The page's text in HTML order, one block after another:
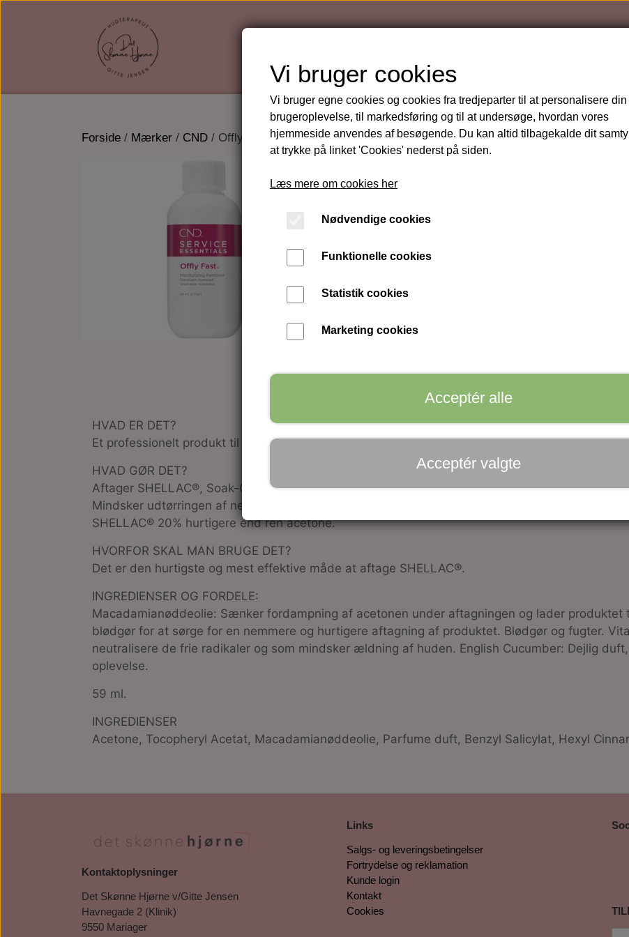
Forside Mærker CND Offly Fast Moisturizing Remover, CND
Offly Fast Moisturizing
Varenummer: CND 18042
Remover, lakfjerner til Shellac og neglelak
Tilføj til kurv
HVAD ER DET?
Et professionelt produkt til aftagning af SHELLAC® og VINYLUX™.
HVAD GØR DET?
Aftager SHELLAC®, Soak-Off gels, neglelak, akryl, lim og VINYLUX™ samt opløser plast tipper
Mindsker udtørringen af neglene og den omkringliggende hud samt eliminerer forekomsten af
SHELLAC® 20% hurtigere end ren acetone.
HVORFOR SKAL MAN BRUGE DET?
Det er den hurtigste og mest effektive måde at aftage SHELLAC®.
INGREDIENSER OG FORDELE:
Macadamianøddeolie: Sænker fordampning af acetonen under aftagningen og lader produktet
blødgør for at sørge for en nemmere og hurtigere aftagning af produktet. Blødgør og fugter.
neutralisere de frie radikaler og som mindsker ældning af huden. English Cucumber: Dejlig
oplevelse.
59 ml.
INGREDIENSER
Acetone, Tocopheryl Acetat, Macadamianøddeolie, Parfume duft, Benzyl Salicylat, Hexyl
Kontaktoplysninger
Det Skønne Hjørne v/Gitte Jensen
Havnegade 2 (Klinik)
9550 Mariager
Links
Salgs- og leveringsbetingelser
Fortrydelse og reklamation
Kunde login
Kontakt
Cookies
Vi bruger cookies
Vi bruger egne cookies og cookies fra tredjeparter til at personalisere din
brugeroplevelse, til markedsføring og til at undersøge, hvordan vores
hjemmeside anvendes af besøgende. Du kan altid tilbagekalde dit
at trykke på linket 'Cookies' nederst på siden.
Læs mere om cookies her
Nødvendige cookies
Funktionelle cookies
Statistik cookies
Marketing cookies
Acceptér alle
Acceptér valgte